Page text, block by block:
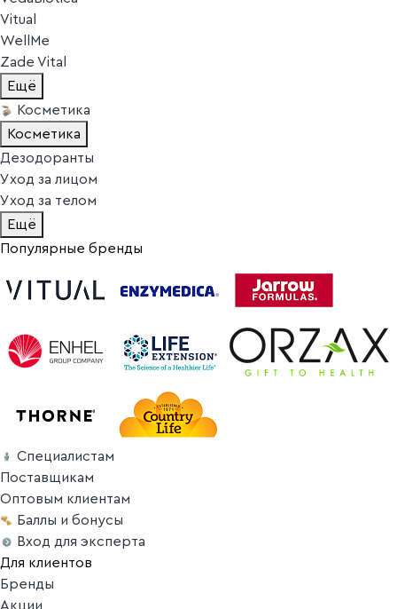
Vitual
WellMe
Zade Vital
Ещё
Косметика
Косметика
Дезодоранты
Уход за лицом
Уход за телом
Ещё
Популярные бренды
Специалистам
Поставщикам
Оптовым клиентам
Баллы и бонусы
Вход для эксперта
Для клиентов
Бренды
Акции